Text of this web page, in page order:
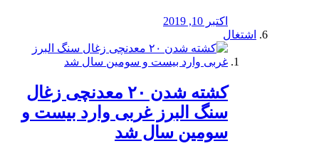
اکتبر 10, 2019
اشتغال
کشته شدن ۲۰ معدنچی زغال
سنگ البرز غربی وارد بیست و
سومین سال شد